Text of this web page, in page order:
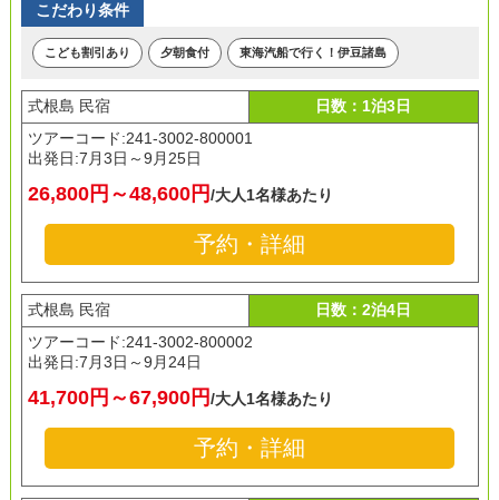
こだわり条件
こども割引あり 夕朝食付 東海汽船で行く！伊豆諸島
式根島 民宿
日数：1泊3日
ツアーコード:241-3002-800001
出発日:7月3日～9月25日
26,800円～48,600円/大人1名様あたり
予約・詳細
式根島 民宿
日数：2泊4日
ツアーコード:241-3002-800002
出発日:7月3日～9月24日
41,700円～67,900円/大人1名様あたり
予約・詳細